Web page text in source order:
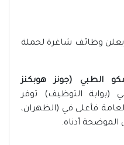
يعلن وظائف شاغرة لحملة
الطبي (جونز هوبكنز
(بوابة التوظيف) توفر
فأعلى في (الظهران،
الموضحة أدناه.